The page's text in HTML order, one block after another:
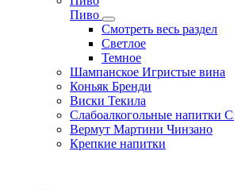
Пиво
Смотреть весь раздел
Cветлое
Темное
Шампанское Игристые вина
Коньяк Бренди
Виски Текила
Слабоалкогольные напитки
Вермут Мартини Чинзано
Крепкие напитки